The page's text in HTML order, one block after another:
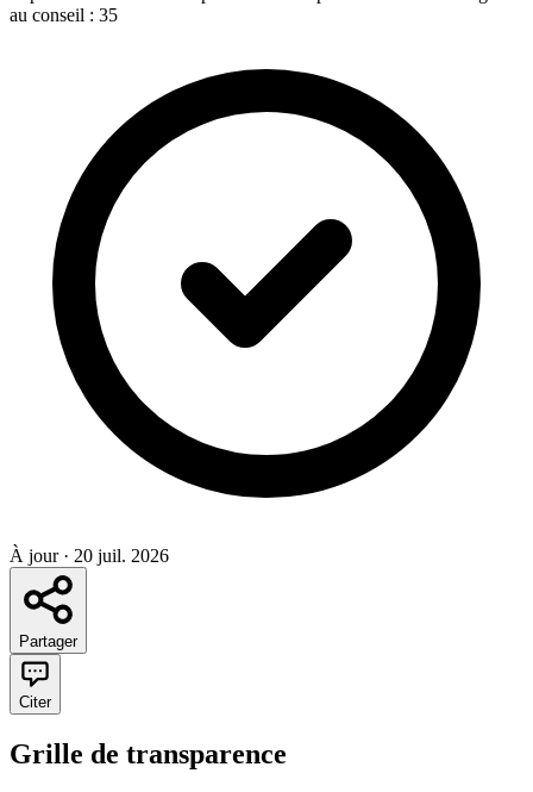
au conseil : 35
À jour· 20 juil. 2026
Partager
Citer
Grille de transparence